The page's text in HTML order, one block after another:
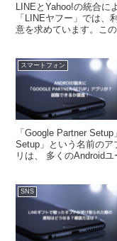
LINEとYahoo!の統合に
「LINEヤフー」では、
意を求めています。こ
スマートフォン
「Google Partner
Setup」という名前の
リは、 多くのAndroid
SNS